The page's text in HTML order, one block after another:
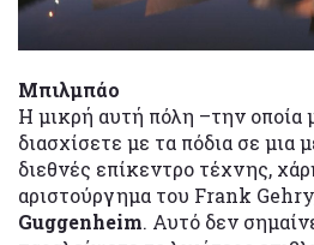
Μπιλμπάο
Η μικρή αυτή πόλη –την οποία
διασχίσετε με τα πόδια σε μια
διεθνές επίκεντρο τέχνης,
αριστούργημα του Frank
Guggenheim. Αυτό δεν